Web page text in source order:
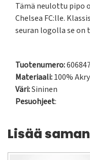
Tämä neulottu pipo
Chelsea FC:lle.
seuran logolla se on
Tuotenumero:
Materiaali:100%
Väri:Sininen
Pesuohjeet:
Lisää